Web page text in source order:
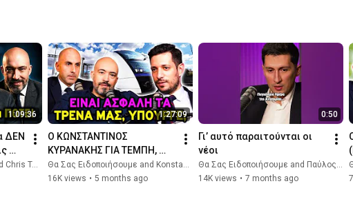
1:09:36
ΔΕΝ
Tsounis
1:27:09
Ο ΚΩΝΣΤΑΝΤΙΝΟΣ
ΚΥΡΑΝΑΚΗΣ ΓΙΑ ΤΕΜΠΗ,
ΣΙΔΗΡΟΔΡΟΜΟ ΚΑΙ ΤΑΞΙ |
Θα Σας Ειδοποιήσουμε 🔔
Θα Σας Ειδοποιήσουμε and Konstantinos Kyranakis
16K views • 5 months ago
0:50
Γι’ αυτό παραιτούνται οι
νέοι
Θα Σας Ειδοποιήσουμε and Παύλος Χρηστίδης
14K views • 7 months ago